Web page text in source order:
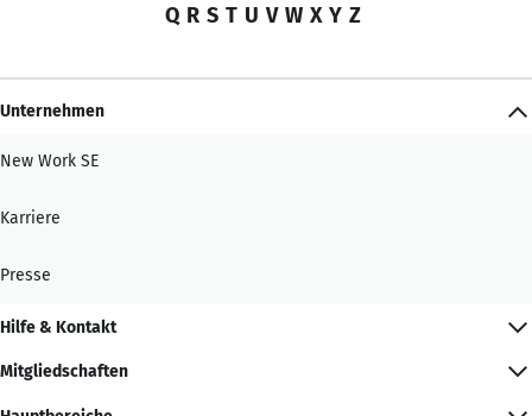
Q R S T U V W X Y Z
Unternehmen
New Work SE
Karriere
Presse
Hilfe & Kontakt
Mitgliedschaften